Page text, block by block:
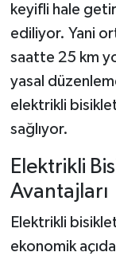
keyifli hale
ediliyor. Yani
saatte 25 km
yasal
elektrikli
sağlıyor.
Elektrikli
Avantajları
Elektrikli
ekonomik